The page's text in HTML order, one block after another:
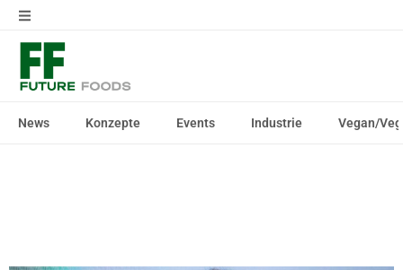
News Konzepte Events Industrie Vegan/